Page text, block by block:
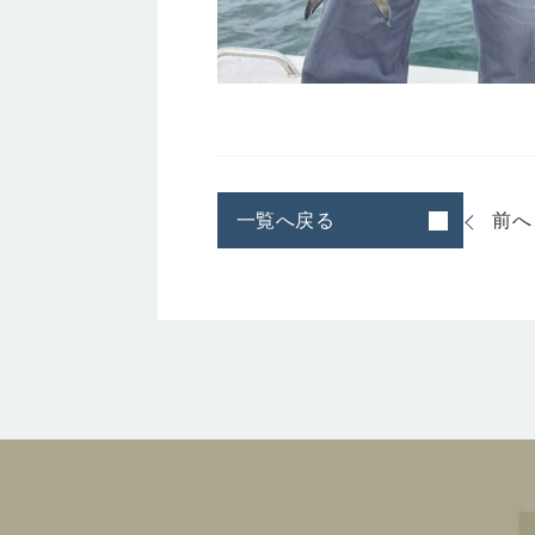
一覧へ戻る 前へ